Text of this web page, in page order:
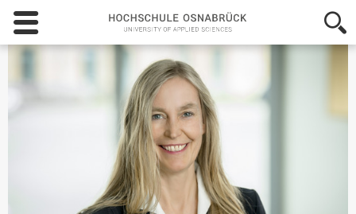
Hochschule
Osnabrück
-